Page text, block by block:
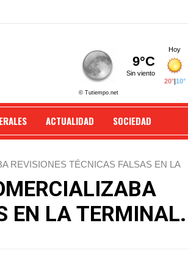
ACTUALIDAD SOCIEDAD
REVISIONES TÉCNICAS FALSAS EN LA
EN LA TERMINAL.